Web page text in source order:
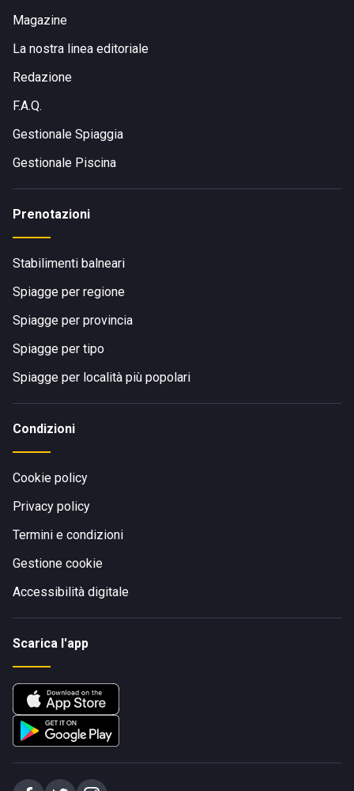
Magazine
La nostra linea editoriale
Redazione
F.A.Q.
Gestionale Spiaggia
Gestionale Piscina
Prenotazioni
Stabilimenti balneari
Spiagge per regione
Spiagge per provincia
Spiagge per tipo
Spiagge per località più popolari
Condizioni
Cookie policy
Privacy policy
Termini e condizioni
Gestione cookie
Accessibilità digitale
Scarica l'app